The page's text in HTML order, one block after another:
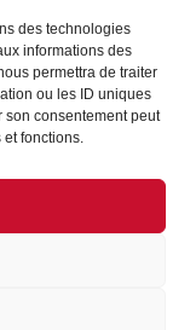
des technologies
informations des
permettra de traiter
ou les ID uniques
son consentement peut
et fonctions.